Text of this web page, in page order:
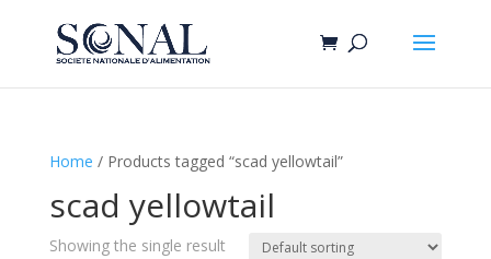
Home / Products tagged “scad yellowtail”
scad yellowtail
Showing the single result